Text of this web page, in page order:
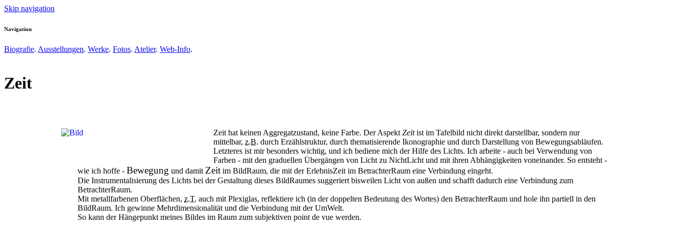
Skip navigation
Navigation
Biografie. Ausstellungen. Werke. Fotos. Atelier. Web-Info.
Zeit
Zeit hat keinen Aggregatzustand, keine Farbe. Der Aspekt Zeitist im Tafelbild nicht direkt darstellbar, sondern nur
mittelbar, z.B. durch Erzählstruktur, durch thematisierende Ikonographie und durch Darstellung von Bewegungsabläufen.
Letzteres ist mir besonders wichtig, und ich bediene mich der Hilfe des Lichts. Ich arbeite - auch bei Verwendung von
Farben - mit den graduellen Übergängen von Licht zu NichtLicht und mit ihren Abhängigkeiten voneinander. So entsteht -
wie ich hoffe - Bewegung und damit Zeit im BildRaum, die mit der ErlebnisZeit im BetrachterRaum eine Verbindung eingeht.
Die Instrumentalisierung des Lichts bei der Gestaltung dieses BildRaumes suggeriert bisweilen Licht von außen und schafft dadurch eine Verbindung zum
BetrachterRaum.
Mit metallfarbenen Oberflächen, z.T. auch mit Plexiglas, reflektiere ich (in der doppelten Bedeutung des Wortes) den BetrachterRaum und hole ihn partiell in den
BildRaum. Ich gewinne Mehrdimensionalität und die Verbindung mit der UmWelt.
So kann der Hängepunkt meines Bildes im Raum zum subjektiven point de vue werden.